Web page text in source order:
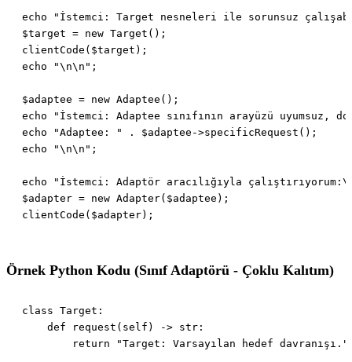
Örnek Python Kodu (Sınıf Adaptörü - Çoklu Kalıtım)